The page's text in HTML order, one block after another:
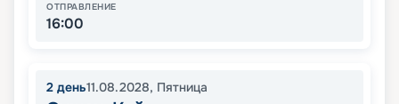
ОТПРАВЛЕНИЕ
16:00
2 день11.08.2028, Пятница